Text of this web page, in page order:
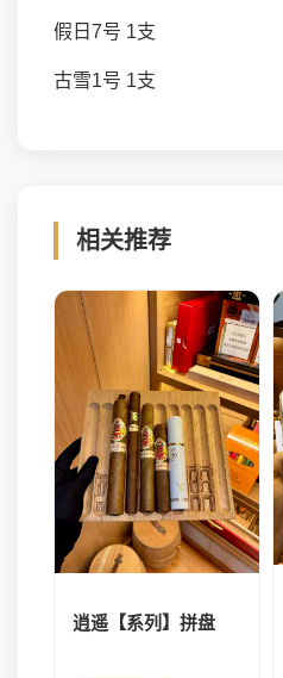
假日7号 1支
古雪1号 1支
相关推荐
逍遥【系列】拼盘